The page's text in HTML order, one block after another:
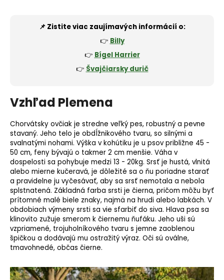
📌 Zistite viac zaujímavých informácií o:
👉 Billy
👉 Bígel Harrier
👉 Švajčiarsky durič
Vzhľad Plemena
Chorvátsky ovčiak je stredne veľký pes, robustný a pevne
stavaný. Jeho telo je obdĺžnikového tvaru, so silnými a
svalnatými nohami. Výška v kohútiku je u psov približne 45 -
50 cm, feny bývajú o takmer 2 cm menšie. Váha v
dospelosti sa pohybuje medzi 13 - 20kg. Srsť je hustá, vlnitá
alebo mierne kučeravá, je dôležité sa o ňu poriadne starať
a pravidelne ju vyčesávať, aby sa srsť nemotala a nebola
splstnatená. Základná farba srsti je čierna, pričom môžu byť
prítomné malé biele znaky, najmä na hrudi alebo labkách. V
obdobiach výmeny srsti sa vie sfarbiť do siva. Hlava psa sa
klinovito zužuje smerom k čiernemu ňufáku. Jeho uši sú
vzpriamené, trojuholníkového tvaru s jemne zaoblenou
špičkou a dodávajú mu ostražitý výraz. Oči sú oválne,
tmavohnedé, občas čierne.